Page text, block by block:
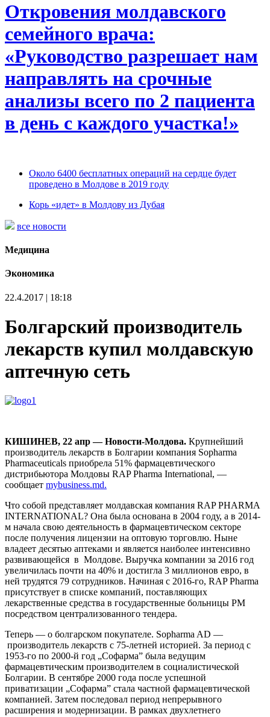
Откровения молдавского
семейного врача:
«Руководство разрешает нам
направлять на срочные
анализы всего по 2 пациента
в день с каждого участка!»
Около 6400 бесплатных операций на сердце будет
проведено в Молдове в 2019 году
Корь «идет» в Молдову из Дубая
все новости
Медицина
Экономика
22.4.2017 | 18:18
Болгарский производитель
лекарств купил молдавскую
аптечную сеть
КИШИНЕВ, 22 апр — Новости-Молдова. Крупнейший
производитель лекарств в Болгарии компания Sopharma
Pharmaceuticals приобрела 51% фармацевтического
дистрибьютора Молдовы RAP Pharma International, —
сообщает mybusiness.md.
Что собой представляет молдавская компания RAP PHARMA
INTERNATIONAL? Она была основана в 2004 году, а в 2014-
м начала свою деятельность в фармацевтическом секторе
после получения лицензии на оптовую торговлю. Ныне
владеет десятью аптеками и является наиболее интенсивно
развивающейся в Молдове. Выручка компании за 2016 год
увеличилась почти на 40% и достигла 3 миллионов евро, в
ней трудятся 79 сотрудников. Начиная с 2016-го, RAP Pharma
присутствует в списке компаний, поставляющих
лекарственные средства в государственные больницы РМ
посредством централизованного тендера.
Теперь — о болгарском покупателе. Sopharma AD —
производитель лекарств с 75-летней историей. За период с
1953-го по 2000-й год „Софарма” была ведущим
фармацевтическим производителем в социалистической
Болгарии. В сентябре 2000 года после успешной
приватизации „Софарма” стала частной фармацевтической
компанией. Затем последовал период непрерывного
расширения и модернизации. В рамках двухлетнего